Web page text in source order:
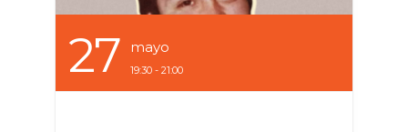
27 Mayo
19:30 - 21:00